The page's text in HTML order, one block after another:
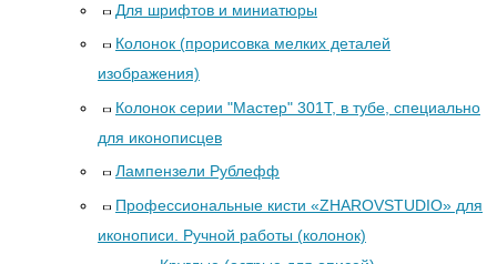
Для шрифтов и миниатюры
Колонок (прорисовка мелких деталей
изображения)
Колонок серии "Мастер" 301Т, в тубе, специально
для иконописцев
Лампензели Рублефф
Профессиональные кисти «ZHAROVSTUDIO» для
иконописи. Ручной работы (колонок)